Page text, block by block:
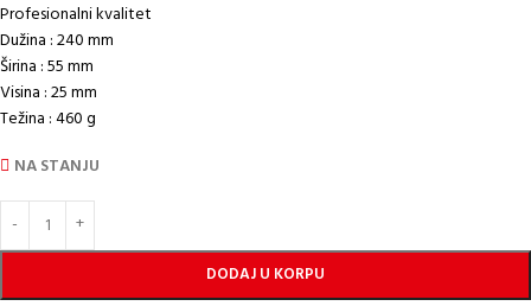
Profesionalni kvalitet
Dužina : 240 mm
Širina : 55 mm
Visina : 25 mm
Težina : 460 g
NA STANJU
DODAJ U KORPU